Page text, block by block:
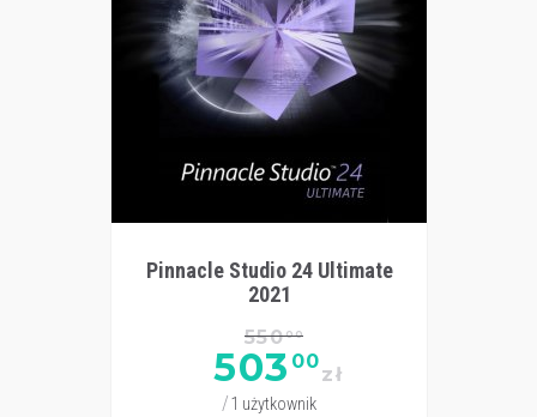
Pinnacle Studio 24 Ultimate
2021
55000
503 00
zł
1 użytkownik